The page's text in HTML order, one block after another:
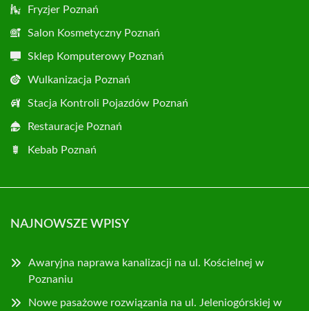
Fryzjer Poznań
Salon Kosmetyczny Poznań
Sklep Komputerowy Poznań
Wulkanizacja Poznań
Stacja Kontroli Pojazdów Poznań
Restauracje Poznań
Kebab Poznań
NAJNOWSZE WPISY
Awaryjna naprawa kanalizacji na ul. Kościelnej w
Poznaniu
Nowe pasażowe rozwiązania na ul. Jeleniogórskiej w